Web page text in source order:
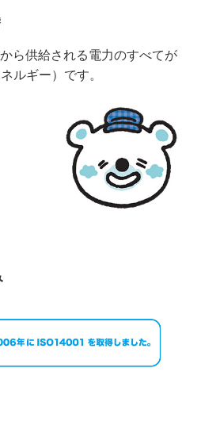
ら供給される電力のすべてが
ルギー）です。